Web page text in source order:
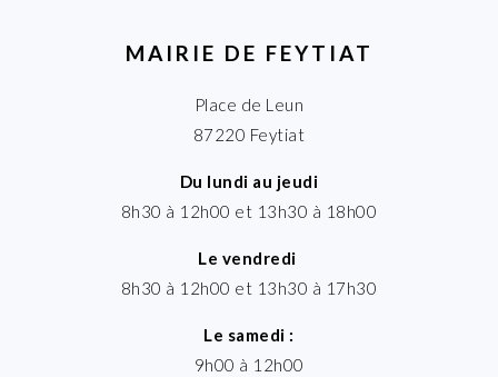
MAIRIE DE FEYTIAT
Place de Leun
87220 Feytiat
Du lundi au jeudi
8h30 à 12h00 et 13h30 à 18h00
Le vendredi
8h30 à 12h00 et 13h30 à 17h30
Le samedi :
9h00 à 12h00